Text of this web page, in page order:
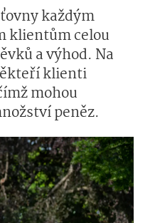
každým
klientům celou
a výhod. Na
klienti
mohou
peněz.